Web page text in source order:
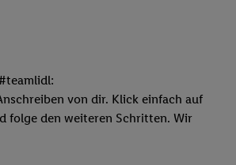
von dir. Klick einfach auf
folge den weiteren Schritten. Wir